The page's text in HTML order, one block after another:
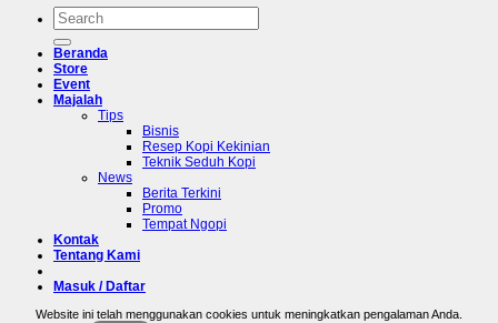
Pencarian
untuk:
Beranda
Store
Event
Majalah
Tips
Bisnis
Resep Kopi Kekinian
Teknik Seduh Kopi
News
Berita Terkini
Promo
Tempat Ngopi
Kontak
Tentang Kami
Masuk / Daftar
Website ini telah menggunakan cookies untuk meningkatkan pengalaman Anda.